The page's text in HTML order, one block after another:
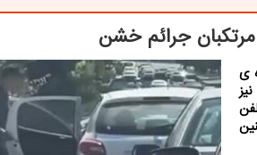
جرائم خشن
ی